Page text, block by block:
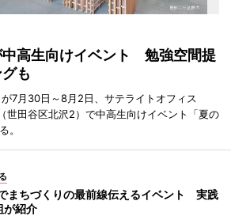
中高生向けイベント 勉強空間提
も
7月30日～8月2日、サテライトオフィス
世田谷区北沢2）で中高生向けイベント「夏の
。
まちづくりの最前線伝えるイベント 実践
が紹介